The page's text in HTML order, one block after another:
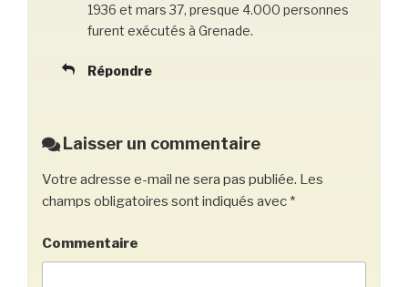
1936 et mars 37, presque 4.000 personnes
furent exécutés à Grenade.
Répondre
Laisser un commentaire
Votre adresse e-mail ne sera pas publiée. Les
champs obligatoires sont indiqués avec *
Commentaire